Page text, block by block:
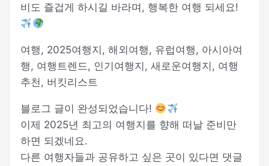
비도 즐겁게 하시길 바라며, 행복한 여행 되세요!
여행, 2025여행지, 해외여행, 유럽여행, 아시아여
행, 여행트렌드, 인기여행지, 새로운여행지, 여행
추천, 버킷리스트
블로그 글이 완성되었습니다!
이제 2025년 최고의 여행지를 향해 떠날 준비만
하면 되겠네요.
다른 여행자들과 공유하고 싶은 곳이 있다면 댓글